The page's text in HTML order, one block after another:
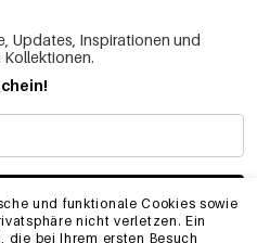
und funktionale Cookies sowie
nicht verletzen. Ein
die bei Ihrem ersten Besuch
Updates, Inspirationen und
Kollektionen.